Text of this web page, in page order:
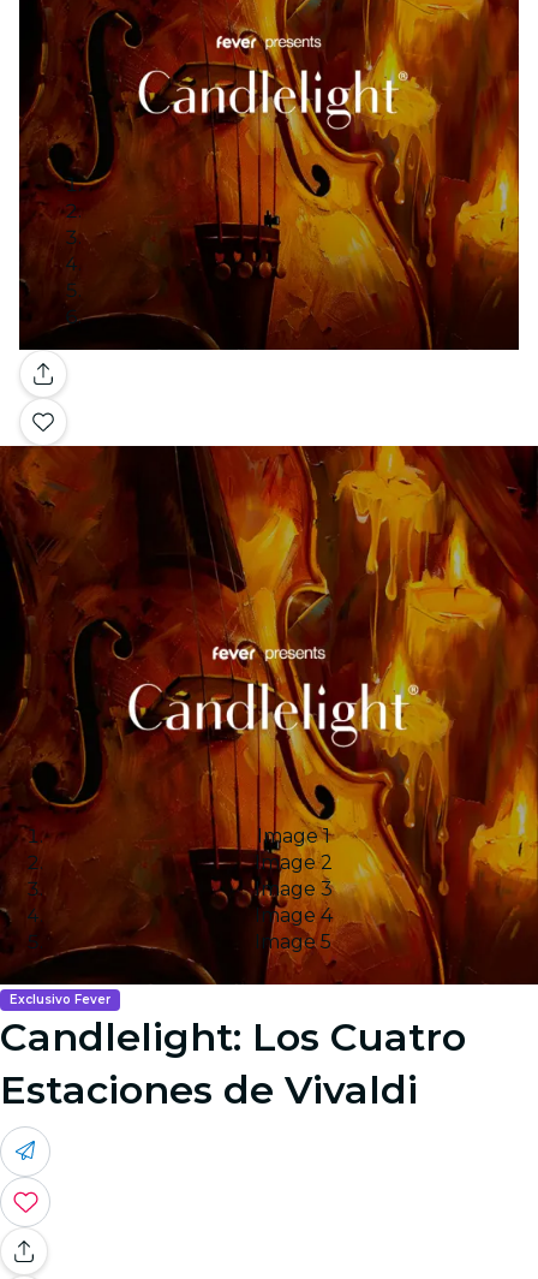
Galería
Image 1
Image 2
Image 3
Image 4
Image 5
Exclusivo Fever
Candlelight: Los Cuatro
Estaciones de Vivaldi